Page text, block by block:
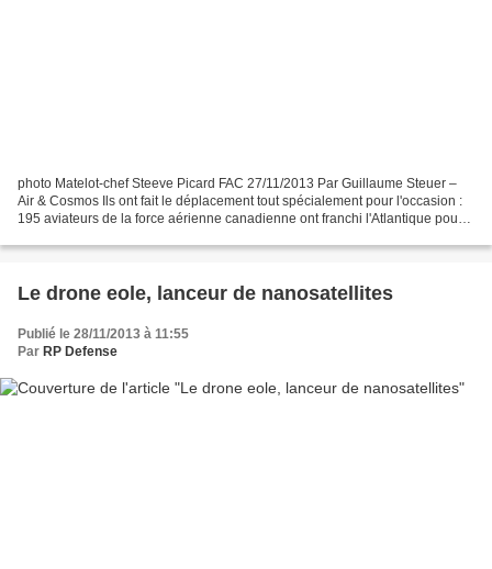
photo Matelot-chef Steeve Picard FAC 27/11/2013 Par Guillaume Steuer –
Air & Cosmos Ils ont fait le déplacement tout spécialement pour l'occasion :
195 aviateurs de la force aérienne canadienne ont franchi l'Atlantique pour
Le drone eole, lanceur de nanosatellites
Publié le 28/11/2013 à 11:55
Par RP Defense